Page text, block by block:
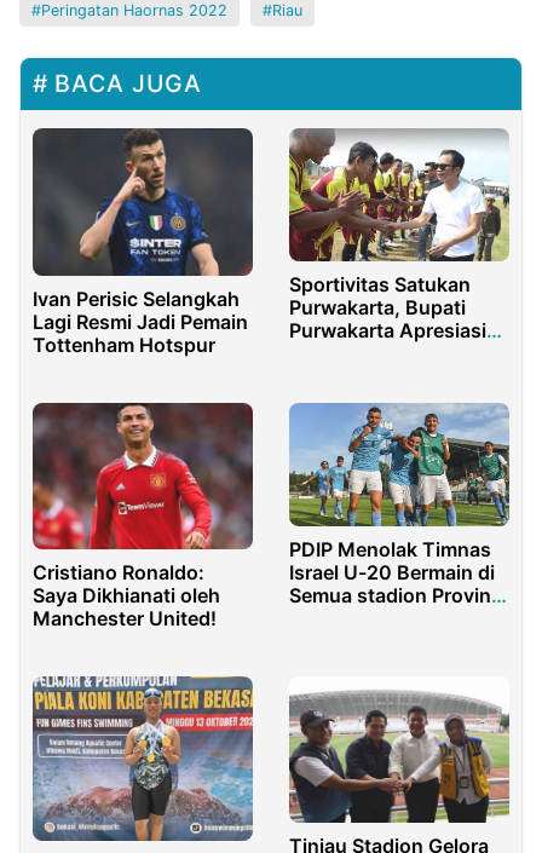
Peringatan Haornas 2022 Riau
BACA JUGA
Ivan Perisic Selangkah
Lagi Resmi Jadi Pemain
Tottenham Hotspur
Sportivitas Satukan
Purwakarta, Bupati
Purwakarta Apresiasi
Cristiano Ronaldo:
Saya Dikhianati oleh
Manchester United!
PDIP Menolak Timnas
Israel U-20 Bermain di
Semua stadion Provinsi
Tinjau Stadion Gelora